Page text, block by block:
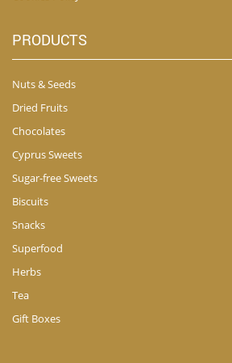
PRODUCTS
Nuts & Seeds
Dried Fruits
Chocolates
Cyprus Sweets
Sugar-free Sweets
Biscuits
Snacks
Superfood
Herbs
Tea
Gift Boxes